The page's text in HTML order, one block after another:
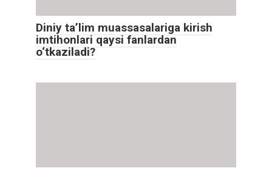
Diniy ta’lim muassasalariga kirish
imtihonlari qaysi fanlardan
o‘tkaziladi?